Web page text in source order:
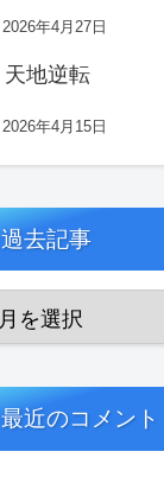
2026年4月27日
天地逆転
2026年4月15日
過去記事
最近のコメント